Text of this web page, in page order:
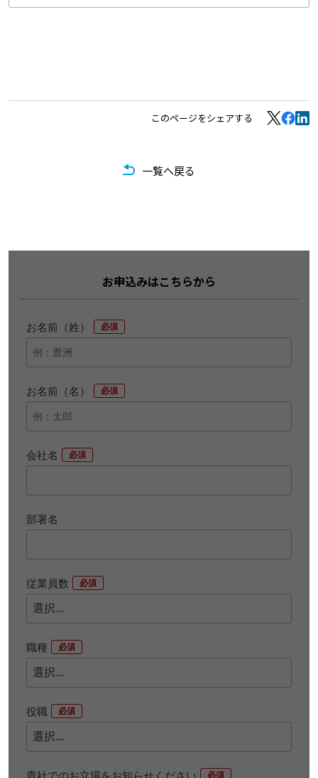
このページをシェアする
一覧へ戻る
お申込みはこちらから
お名前（姓）
お名前（名）
会社名
部署名
従業員数
職種
役職
貴社でのお立場をお知らせください